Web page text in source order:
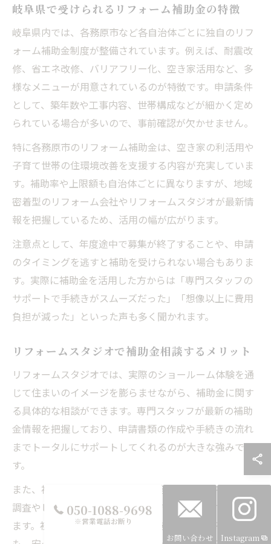
岐阜県で受けられるリフォーム補助金の特徴
岐阜県内では、各務原市など各自治体ごとに独自のリフ
ォーム補助金制度が整備されています。例えば、耐震改
修、省エネ改修、バリアフリー化、空き家活用など、多
様なメニューが用意されているのが特徴です。申請条件
として、築年数や工事内容、世帯構成などが細かく定め
られている場合が多いので、事前確認が欠かせません。
特に各務原市のリフォーム補助金は、空き家の利活用や
子育て世帯の住環境改善を支援する内容が充実していま
す。補助率や上限額も自治体ごとに異なりますが、地域
密着型のリフォーム会社やリフォームスタジオが最新情
報を把握しているため、活用の幅が広がります。
注意点として、年度途中で募集が終了することや、申請
のタイミングを逃すと補助を受けられない場合もありま
す。実際に補助金を活用した方からは「専門スタッフの
サポートで手続きがスムーズだった」「想像以上に費用
負担が減った」といった声も多く聞かれます。
リフォームスタジオで補助金相談するメリット
リフォームスタジオでは、実際のショールーム体験を通
じて住まいのイメージを膨らませながら、補助金に関す
る具体的な相談ができます。専門スタッフが最新の補助
金情報を把握しており、申請書類の作成や手続きの流れ
までトータルにサポートしてくれるのが大きな強みで
す。
また、補助金の対象となる工事内容や適用条件を、現地
調査やヒアリングをもとに的確にアドバイスしてもらえ
ます。初めてのリフォームや手続きに不安がある方で
050-1088-9698
※営業電話お断り
お問い合わせ Instagram